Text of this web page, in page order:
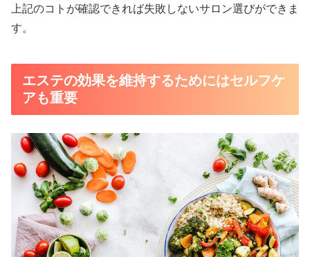
上記のコトが確認できれば失敗しないサロン選びができま
す。
エステの効果を維持するためにはセルフケ
アも重要